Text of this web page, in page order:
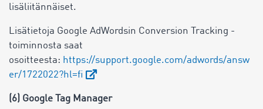
lisäliitännäiset.
Lisätietoja Google AdWordsin Conversion Tracking -
toiminnosta saat
osoitteesta: https://support.google.com/adwords/answ
er/1722022?hl=fi
(6) Google Tag Manager